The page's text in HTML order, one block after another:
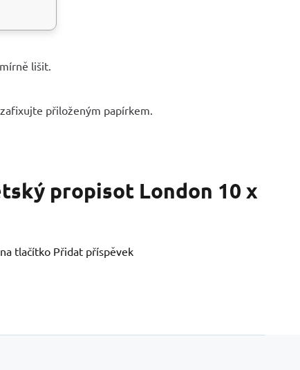
lišit.
přiloženým papírkem.
propisot London 10 x
tlačítko Přidat příspěvek